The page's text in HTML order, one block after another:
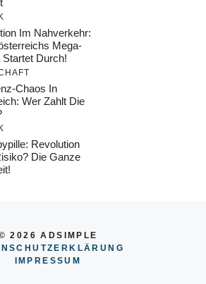
Im Nahverkehr:
Mega-
Startet Durch!
Chaos In
Wer Zahlt Die
Revolution
Die Ganze
2026 ADSIMPLE
IMPRESSU M